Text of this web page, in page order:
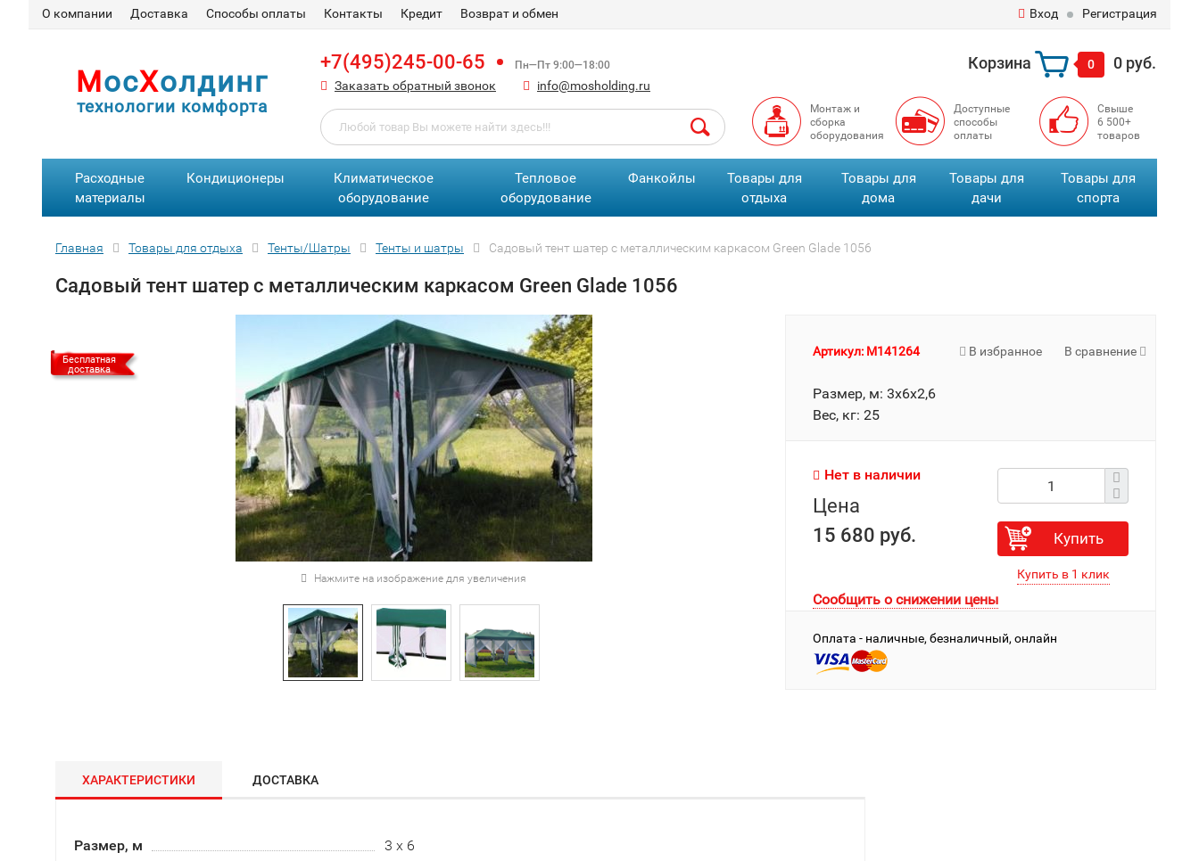
О компании Доставка Способы оплаты Контакты Кредит Возврат и обмен Вход Регистрация
МосХолдинг
технологии комфорта
+7(495)245-00-65 Пн—Пт 9:00—18:00
Заказать обратный звонок info@mosholding.ru
Корзина 0 0 руб.
Монтаж и
сборка
оборудования
Доступные
способы
оплаты
Свыше
6 500+
товаров
Расходные
материалы
Кондиционеры
Климатическое
оборудование
Тепловое
оборудование
Фанкойлы
Товары для
отдыха
Товары для
дома
Товары для
дачи
Товары для
спорта
Главная Товары для отдыха Тенты/Шатры Тенты и шатры Садовый тент шатер с металлическим каркасом Green Glade 1056
Садовый тент шатер с металлическим каркасом Green Glade 1056
Нажмите на изображение для увеличения
Бесплатная
доставка
В избранное В сравнение
Артикул: M141264
Размер, м: 3х6х2,6
Вес, кг: 25
Нет в наличии
Цена
15 680 руб.
Купить
Сообщить о снижении цены
Оплата - наличные, безналичный, онлайн
ХАРАКТЕРИСТИКИ ДОСТАВКА
Размер, м
3 х 6